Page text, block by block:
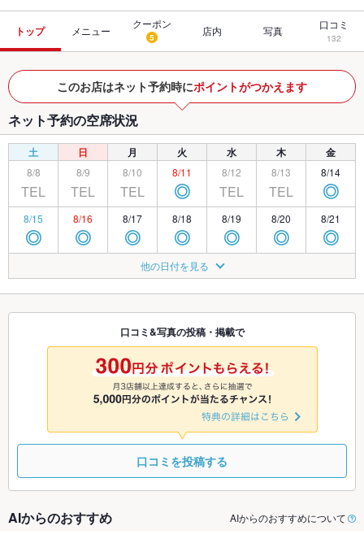
トップ メニュー
クーポン
5 店内 写真 口コミ
132
このお店はネット予約時にポイントがつかえます
ネット予約の空席状況
土 日 月 火 水 木 金
8/8
TEL
8/9
TEL
8/10
TEL
8/11
◎
8/12
TEL
8/13
TEL
8/14
◎
8/15
◎
8/16
◎
8/17
◎
8/18
◎
8/19
◎
8/20
◎
8/21
◎
◎ ◎
8/24
◎
8/25
◎
8/26
◎ ◎ ◎
8/29 8/30 8/31
◎
9/1
◎
9/2
◎
9/3 9/4
9/7
◎ ◎ ◎ ◎
他の日付を見る
口コミ&写真の投稿・掲載で
口コミを投稿する
AIからのおすすめ AIからのおすすめについて